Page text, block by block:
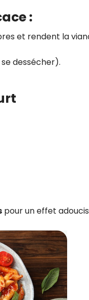
:
et rendent la
dessécher).
pour un effet